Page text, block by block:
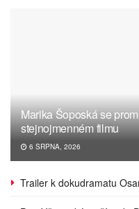
Marika Šoposká se
stejnojmenném filmu
6 SRPNA, 2026
Trailer k dokudramatu